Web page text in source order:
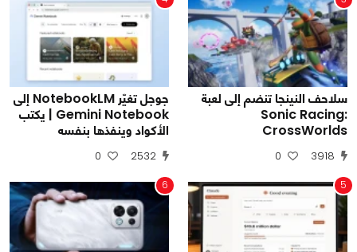
سلاحف النينجا تنضم إلى لعبة
Sonic Racing:
CrossWorlds
3918
0
جوجل تغيّر NotebookLM إلى
Gemini Notebook | يكتب
الأكواد وينفذها بنفسه
2532
0
5
6